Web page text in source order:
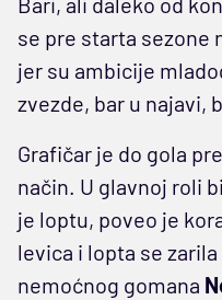
se pre starta sezone
jer su ambicije
zvezde, bar u najavi,
Grafičar je do gola
način. U glavnoj roli
je loptu, poveo je
levica i lopta se
nemoćnog gomana